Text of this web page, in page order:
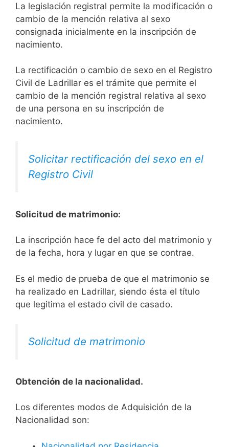
La legislación registral permite la modificación o
cambio de la mención relativa al sexo
consignada inicialmente en la inscripción de
nacimiento.
La rectificación o cambio de sexo en el Registro
Civil de Ladrillar es el trámite que permite el
cambio de la mención registral relativa al sexo
de una persona en su inscripción de
nacimiento.
Solicitar rectificación del sexo en el
Registro Civil
Solicitud de matrimonio:
La inscripción hace fe del acto del matrimonio y
de la fecha, hora y lugar en que se contrae.
Es el medio de prueba de que el matrimonio se
ha realizado en Ladrillar, siendo ésta el título
que legitima el estado civil de casado.
Solicitud de matrimonio
Obtención de la nacionalidad.
​​​Los diferentes modos de Adquisición de la
Nacionalidad son: